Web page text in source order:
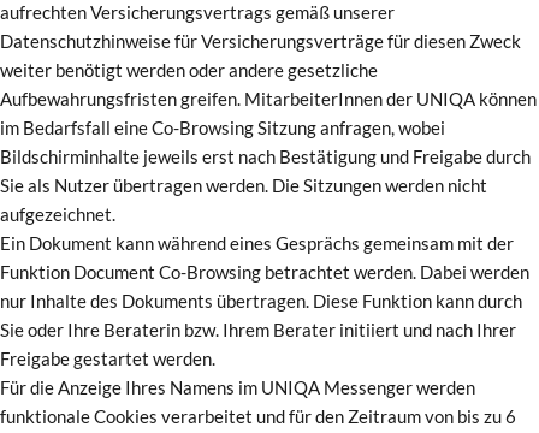
aufrechten Versicherungsvertrags gemäß unserer
Datenschutzhinweise für Versicherungsverträge für diesen Zweck
weiter benötigt werden oder andere gesetzliche
Aufbewahrungsfristen greifen. MitarbeiterInnen der UNIQA können
im Bedarfsfall eine Co-Browsing Sitzung anfragen, wobei
Bildschirminhalte jeweils erst nach Bestätigung und Freigabe durch
Sie als Nutzer übertragen werden. Die Sitzungen werden nicht
aufgezeichnet.
Ein Dokument kann während eines Gesprächs gemeinsam mit der
Funktion Document Co-Browsing betrachtet werden. Dabei werden
nur Inhalte des Dokuments übertragen. Diese Funktion kann durch
Sie oder Ihre Beraterin bzw. Ihrem Berater initiiert und nach Ihrer
Freigabe gestartet werden.
Für die Anzeige Ihres Namens im UNIQA Messenger werden
funktionale Cookies verarbeitet und für den Zeitraum von bis zu 6